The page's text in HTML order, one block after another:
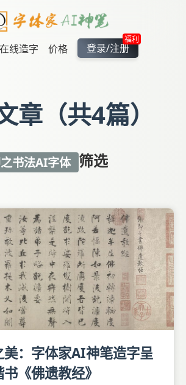
在线造字 价格
福利
登录/注册
章（共4篇）
书法AI字体 筛选
美：字体家AI神笔造字呈
《佛遗教经》